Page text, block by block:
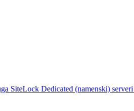
SiteLock Dedicated (namenski) serveri